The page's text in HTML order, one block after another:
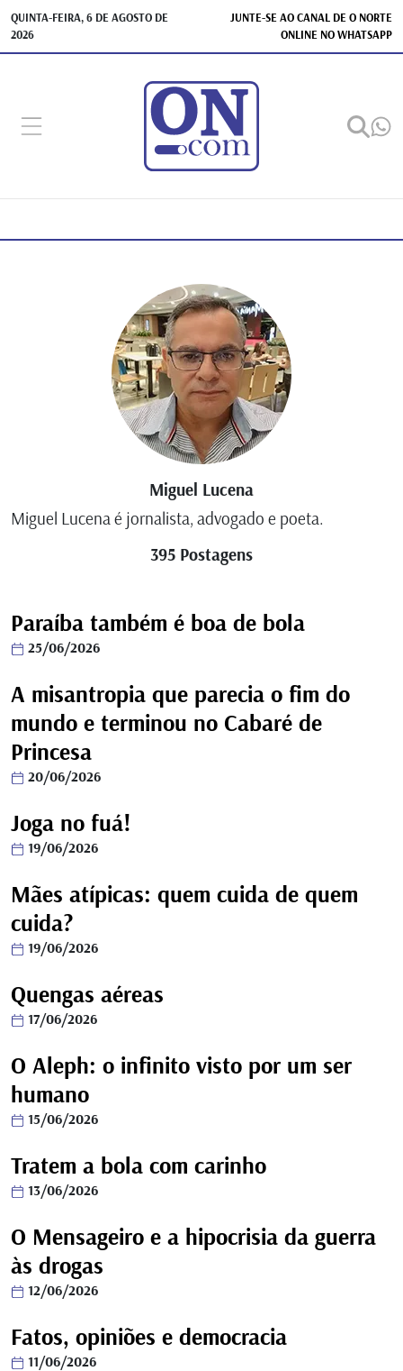
QUINTA-FEIRA, 6 DE AGOSTO DE
2026
JUNTE-SE AO CANAL DE O NORTE
ONLINE NO WHATSAPP
Miguel Lucena
Miguel Lucena é jornalista, advogado e poeta.
395 Postagens
Paraíba também é boa de bola
25/06/2026
A misantropia que parecia o fim do
mundo e terminou no Cabaré de
Princesa
20/06/2026
Joga no fuá!
19/06/2026
Mães atípicas: quem cuida de quem
cuida?
19/06/2026
Quengas aéreas
17/06/2026
O Aleph: o infinito visto por um ser
humano
15/06/2026
Tratem a bola com carinho
13/06/2026
O Mensageiro e a hipocrisia da guerra
às drogas
12/06/2026
Fatos, opiniões e democracia
11/06/2026